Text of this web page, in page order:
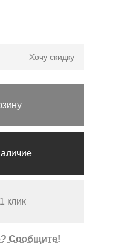
Хочу скидку
клик
Сообщите!